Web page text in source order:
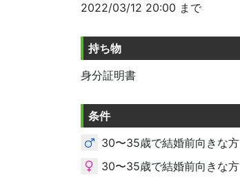
2022/03/12 20:00 まで
持ち物
身分証明書
条件
30〜35歳で結婚前向きな方
30〜35歳で結婚前向きな方